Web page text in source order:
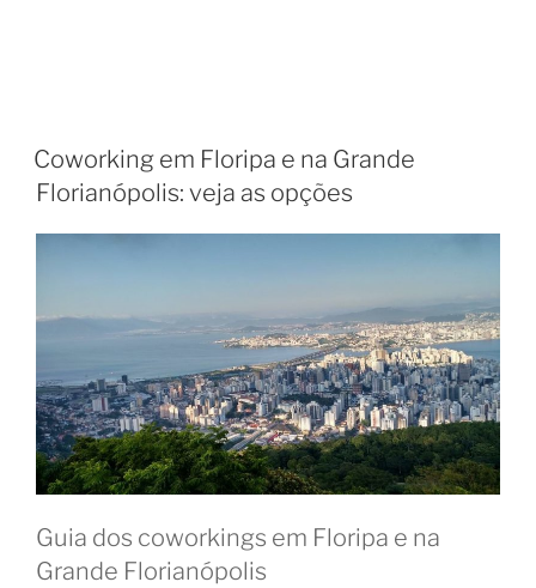
Coworking em Floripa e na Grande
Florianópolis: veja as opções
Guia dos coworkings em Floripa e na
Grande Florianópolis